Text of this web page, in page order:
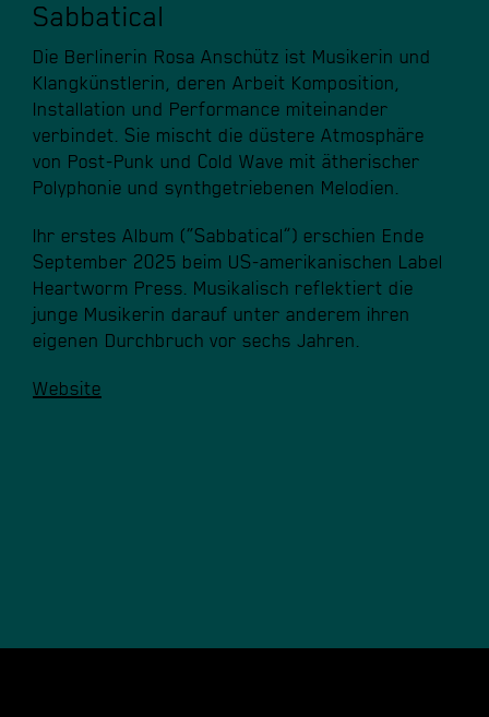
Sabbatical
Die Berlinerin ​Rosa ​Anschütz ​ist ​Musikerin ​und ​
Klangkünstlerin, ​deren ​Arbeit ​Komposition, ​
Installation ​und ​Performance ​miteinander ​
verbindet. ​Sie ​mischt ​die ​düstere ​Atmosphäre ​
von ​Post-Punk ​und ​Cold ​Wave ​mit ​ätherischer ​
Polyphonie ​und ​synthgetriebenen ​Melodien.
Ihr ​erstes ​Album ​(“Sabbatical”) ​erschien ​Ende ​
September ​2025 ​beim ​US-amerikanischen ​Label ​
Heartworm ​Press. Musikalisch ​reflektiert ​die ​
junge ​Musikerin ​darauf ​unter ​anderem ​ihren ​
eigenen ​Durchbruch ​vor ​sechs ​Jahren.
Website